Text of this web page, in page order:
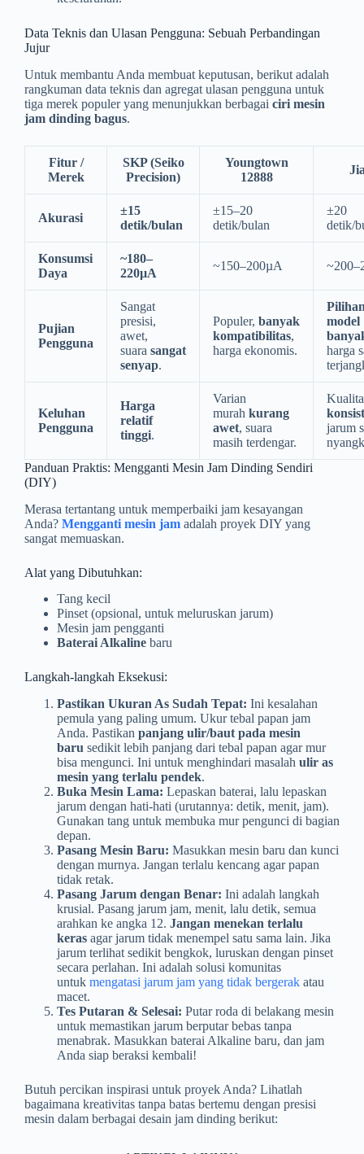
Data Teknis dan Ulasan Pengguna: Sebuah Perbandingan
Jujur
Untuk membantu Anda membuat keputusan, berikut adalah
rangkuman data teknis dan agregat ulasan pengguna untuk
tiga merek populer yang menunjukkan berbagai ciri mesin
jam dinding bagus.
Fitur /
Merek
SKP (Seiko
Precision)
Youngtown
12888
Akurasi
±15
detik/bulan
±15–20
detik/bulan
±20
detik/
Konsumsi
Daya
~180–
220µA
~150–200µA
Pujian
Pengguna
Sangat
presisi,
awet,
suara sangat
senyap.
Populer, banyak
kompatibilitas,
harga ekonomis.
model
harga
Keluhan
Pengguna
Harga
relatif
tinggi.
Varian
murah kurang
awet, suara
masih terdengar.
jarum
Panduan Praktis: Mengganti Mesin Jam Dinding Sendiri
(DIY)
Merasa tertantang untuk memperbaiki jam kesayangan
Anda? Mengganti mesin jam adalah proyek DIY yang
sangat memuaskan.
Alat yang Dibutuhkan:
Tang kecil
Pinset (opsional, untuk meluruskan jarum)
Mesin jam pengganti
Baterai Alkaline baru
Langkah-langkah Eksekusi:
Pastikan Ukuran As Sudah Tepat: Ini kesalahan
pemula yang paling umum. Ukur tebal papan jam
Anda. Pastikan panjang ulir/baut pada mesin
baru sedikit lebih panjang dari tebal papan agar mur
bisa mengunci. Ini untuk menghindari masalah ulir as
mesin yang terlalu pendek.
Buka Mesin Lama: Lepaskan baterai, lalu lepaskan
jarum dengan hati-hati (urutannya: detik, menit, jam).
Gunakan tang untuk membuka mur pengunci di bagian
depan.
Pasang Mesin Baru: Masukkan mesin baru dan kunci
dengan murnya. Jangan terlalu kencang agar papan
tidak retak.
Pasang Jarum dengan Benar: Ini adalah langkah
krusial. Pasang jarum jam, menit, lalu detik, semua
arahkan ke angka 12. Jangan menekan terlalu
keras agar jarum tidak menempel satu sama lain. Jika
jarum terlihat sedikit bengkok, luruskan dengan pinset
secara perlahan. Ini adalah solusi komunitas
untuk mengatasi jarum jam yang tidak bergerak atau
macet.
Tes Putaran & Selesai: Putar roda di belakang mesin
untuk memastikan jarum berputar bebas tanpa
menabrak. Masukkan baterai Alkaline baru, dan jam
Anda siap beraksi kembali!
Butuh percikan inspirasi untuk proyek Anda? Lihatlah
bagaimana kreativitas tanpa batas bertemu dengan presisi
mesin dalam berbagai desain jam dinding berikut: